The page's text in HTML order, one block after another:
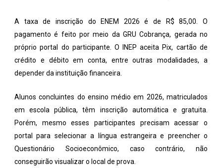
A taxa de inscrição do ENEM 2026 é de R$ 85,00. O
pagamento é feito por meio da GRU Cobrança, gerada no
próprio portal do participante. O INEP aceita Pix, cartão de
crédito e débito em conta, entre outras modalidades, a
depender da instituição financeira.
Alunos concluintes do ensino médio em 2026, matriculados
em escola pública, têm inscrição automática e gratuita.
Porém, mesmo esses participantes precisam acessar o
portal para selecionar a língua estrangeira e preencher o
Questionário Socioeconômico, caso contrário, não
conseguirão visualizar o local de prova.